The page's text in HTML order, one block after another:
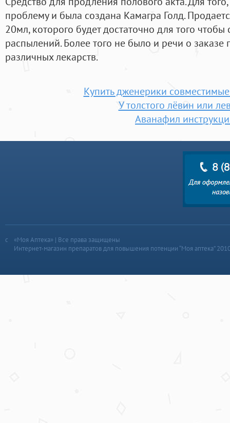
проблему и была создана Камагра Голд.
20мл, которого будет достаточно для того чтобы
распылений. Более того не было и речи о
различных лекарств.
Купить дженерики
У толстого лёвин или
Аванафил
«Моя Аптека» | Все права защищены
Интернет-магазин препаратов для повышения потенции “Моя аптека”